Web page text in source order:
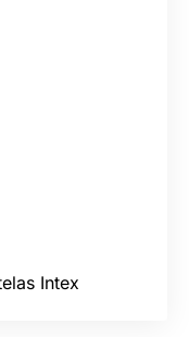
Intex